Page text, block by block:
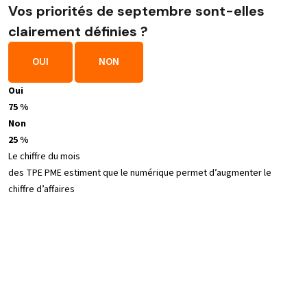
Vos priorités de septembre sont-elles
clairement définies ?
OUI NON
Oui
75 %
Non
25 %
Le chiffre du mois
des TPE PME estiment que le numérique permet d’augmenter le
chiffre d’affaires